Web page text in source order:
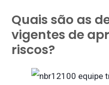
Quais são as
vigentes de
riscos?